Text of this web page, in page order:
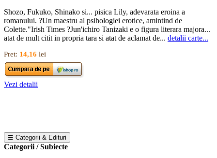
Shozo, Fukuko, Shinako si... pisica Lily, adevarata eroina a
romanului. ?Un maestru al psihologiei erotice, amintind de
Colette."Irish Times ?Jun'ichiro Tanizaki e o figura literara majora...
atat de mult citit in propria tara si atat de aclamat de... detalii carte...
Pret: 14,16 lei
Vezi detalii
☰ Categorii & Edituri
Categorii / Subiecte